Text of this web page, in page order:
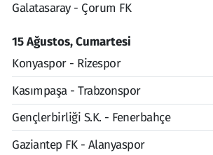
Galatasaray - Çorum FK
15 Ağustos, Cumartesi
Konyaspor - Rizespor
Kasımpaşa - Trabzonspor
Gençlerbirliği S.K. - Fenerbahçe
Gaziantep FK - Alanyaspor